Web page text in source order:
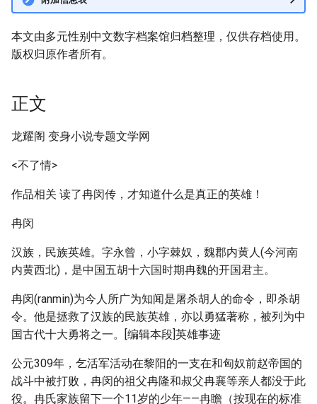
本文由多元性别中文数字档案馆归档整理，仅供存档使用。
版权归原作者所有。
正文
龙耀阁 变身小说专题文学网
<不了情>
作品相关 读了冉闵传，才知道什么是真正的英雄！
冉闵
汉族，民族英雄。字永曾，小字棘奴，魏郡内黄人(今河南
内黄西北)，是中国五胡十六国时期冉魏的开国君主。
冉闵(ranmin)为今人所广为知闻是屠杀胡人的命令，即杀胡
令。他是拯救了汉族的民族英雄，亦以勇猛著称，被列为中
国古代十大勇将之一。[编辑本段]英雄事迹
公元309年，乞活军活动在黎阳的一支在和匈奴前赵帝国的
战斗中被打败，冉闵的祖父冉隆和叔父冉襄等亲人都没于此
役。冉氏家族留下一个11岁的少年——冉瞻（按现在的标准